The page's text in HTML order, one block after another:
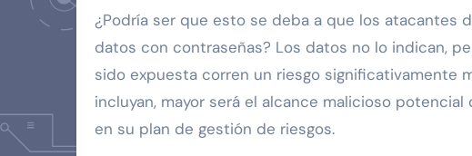
¿Podría ser que esto se deba a que los atacantes
datos con contraseñas? Los datos no lo indican,
sido expuesta corren un riesgo significativamente
incluyan, mayor será el alcance malicioso
en su plan de gestión de riesgos.